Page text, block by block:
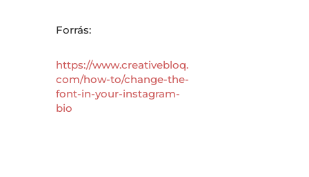
Forrás:
https://www.creativebloq.
com/how-to/change-the-
font-in-your-instagram-
bio